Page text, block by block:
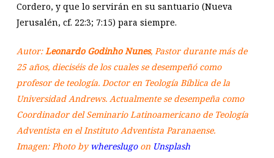
Cordero, y que lo servirán en su santuario (Nueva
Jerusalén, cf. 22:3; 7:15) para siempre.
Autor:Leonardo Godinho Nunes, Pastor durante más de
25 años, dieciséis de los cuales se desempeñó como
profesor de teología. Doctor en Teología Bíblica de la
Universidad Andrews. Actualmente se desempeña como
Coordinador del Seminario Latinoamericano de Teología
Adventista en el Instituto Adventista Paranaense.
Imagen: Photo by whereslugoon Unsplash